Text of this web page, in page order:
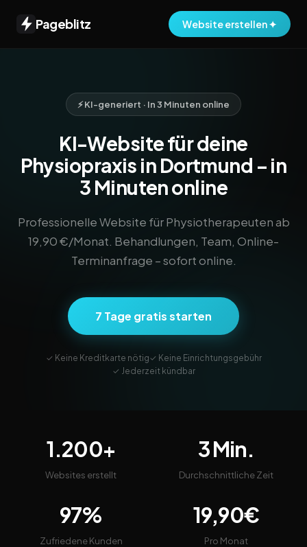
Pageblitz Website erstellen ✦
⚡ KI-generiert · In 3 Minuten online
KI-Website für deine
Physiopraxis in Dortmund – in
3 Minuten online
Professionelle Website für Physiotherapeuten ab
19,90 €/Monat. Behandlungen, Team, Online-
Terminanfrage – sofort online.
7 Tage gratis starten
✓ Keine Kreditkarte nötig✓ Keine Einrichtungsgebühr
✓ Jederzeit kündbar
1.200+
Websites erstellt
3 Min.
Durchschnittliche Zeit
97%
Zufriedene Kunden
19,90€
Pro Monat